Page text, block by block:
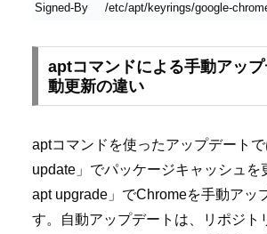
Signed-By
/etc/apt/keyrings/google-
aptコマンドによる手動アッ
動更新の違い
aptコマンドを使ったアップデート
update」でパッケージキャッシュを
apt upgrade」でChromeを手動アッ
す。自動アップデートは、リポジト